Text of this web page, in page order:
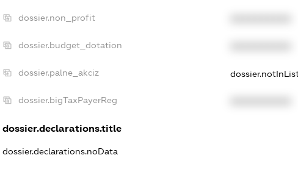
dossier.non_profit
dossier.budget_dotation
dossier.palne_akciz
dossier.bigTaxPayerReg
dossier.declarations.title
dossier.declarations.noData